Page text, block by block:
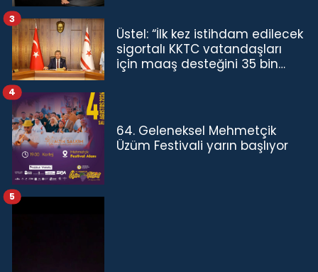
Üstel: “İlk kez istihdam edilecek
sigortalı KKTC vatandaşları
için maaş desteğini 35 bin
3
64. Geleneksel Mehmetçik
Üzüm Festivali yarın başlıyor
4
5